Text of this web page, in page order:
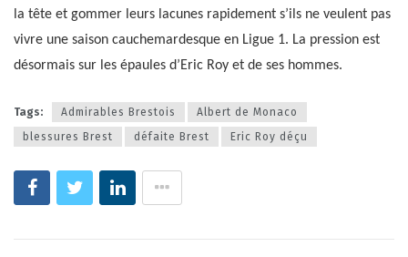
la tête et gommer leurs lacunes rapidement s’ils ne veulent pas
vivre une saison cauchemardesque en Ligue 1. La pression est
désormais sur les épaules d’Eric Roy et de ses hommes.
Tags: Admirables Brestois
Albert de Monaco
blessures Brest
défaite Brest Eric Roy déçu